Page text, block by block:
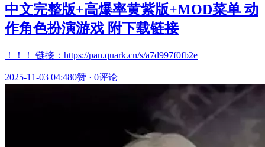
中文完整版+高爆率黄紫版+MOD菜单 动
作角色扮演游戏 附下载链接
！！！ 链接：https://pan.quark.cn/s/a7d997f0fb2e
2025-11-03 04:480赞 · 0评论